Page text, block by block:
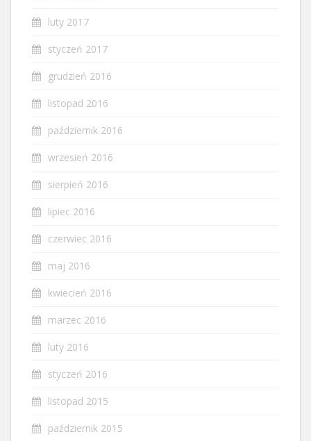
luty 2017
styczeń 2017
grudzień 2016
listopad 2016
październik 2016
wrzesień 2016
sierpień 2016
lipiec 2016
czerwiec 2016
maj 2016
kwiecień 2016
marzec 2016
luty 2016
styczeń 2016
listopad 2015
październik 2015